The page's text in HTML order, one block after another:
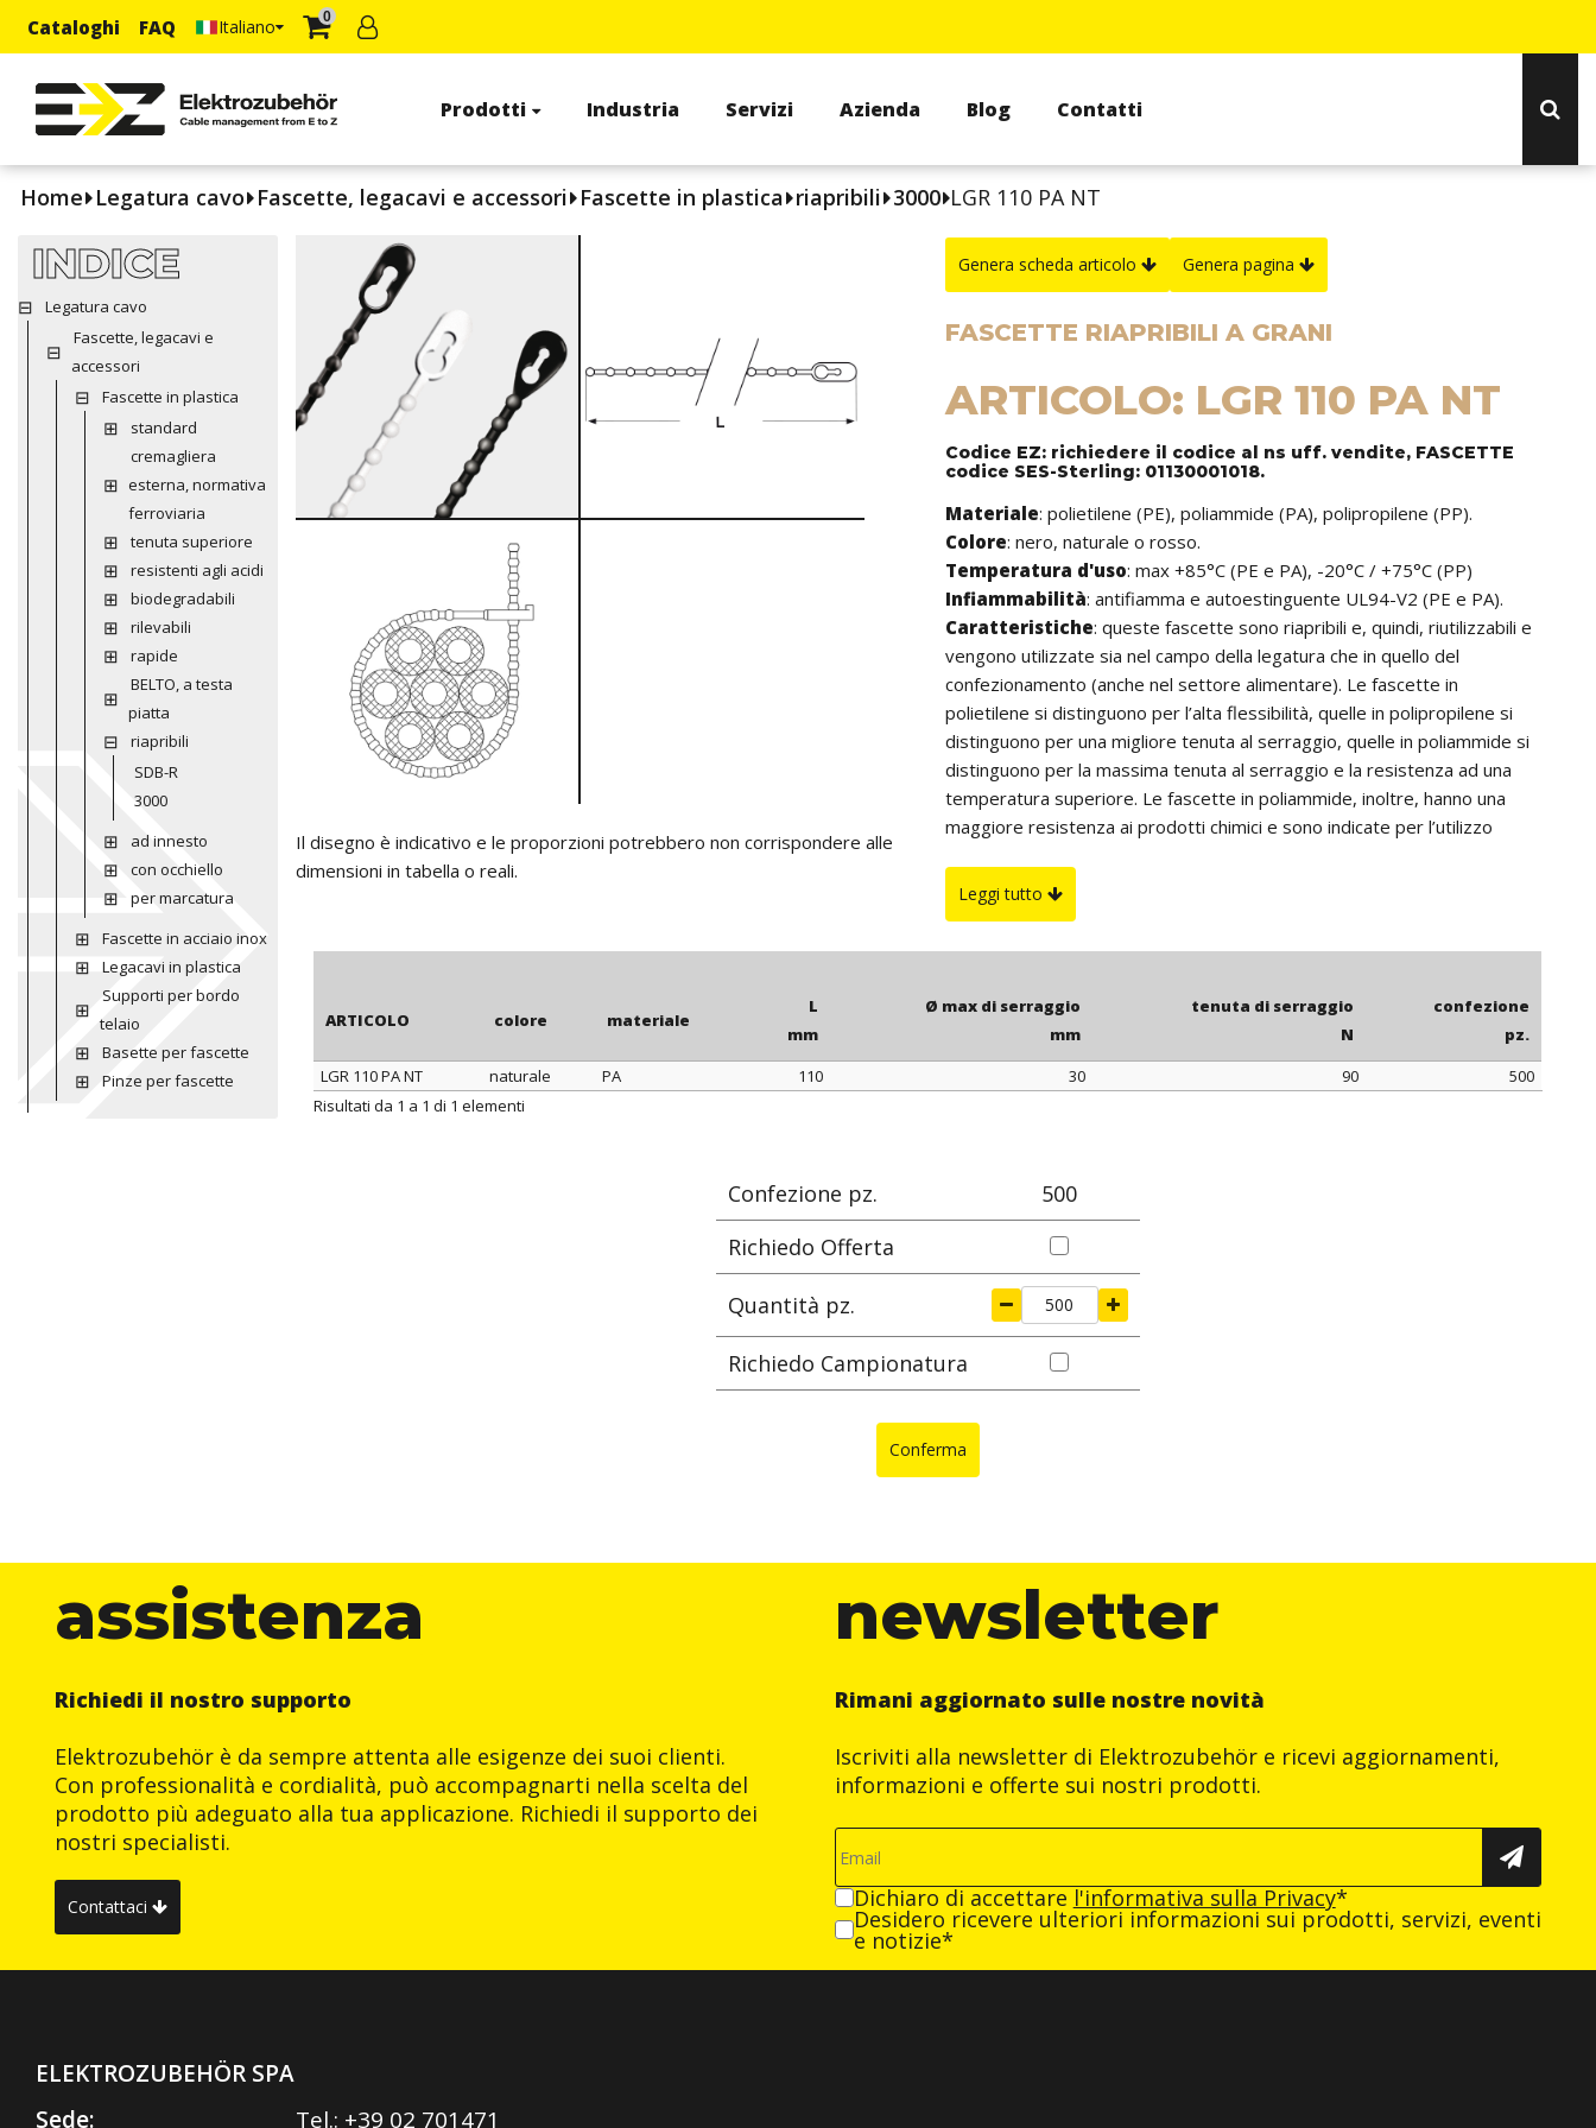
Cataloghi FAQ Italiano 0
Prodotti Industria Servizi Azienda Blog Contatti
Home Legatura cavo Fascette, legacavi e accessori Fascette in plastica riapribili 3000 LGR 110 PA NT
INDICE
Legatura cavo
Fascette, legacavi e
accessori
Fascette in plastica
standard
cremagliera
esterna, normativa
ferroviaria
tenuta superiore
resistenti agli acidi
biodegradabili
rilevabili
rapide
BELTO, a testa
piatta
riapribili
SDB-R
3000
ad innesto
con occhiello
per marcatura
Fascette in acciaio inox
Legacavi in plastica
Supporti per bordo
telaio
Basette per fascette
Pinze per fascette
Il disegno è indicativo e le proporzioni potrebbero non corrispondere alle
dimensioni in tabella o reali.
Genera scheda articolo Genera pagina
FASCETTE RIAPRIBILI A GRANI
ARTICOLO: LGR 110 PA NT
Codice EZ: richiedere il codice al ns uff. vendite, FASCETTE
codice SES-Sterling: 01130001018.
Materiale: polietilene (PE), poliammide (PA), polipropilene (PP).
Colore: nero, naturale o rosso.
Temperatura d'uso: max +85°C (PE e PA), -20°C / +75°C (PP)
Infiammabilità: antifiamma e autoestinguente UL94-V2 (PE e PA).
Caratteristiche: queste fascette sono riapribili e, quindi, riutilizzabili e
vengono utilizzate sia nel campo della legatura che in quello del
confezionamento (anche nel settore alimentare). Le fascette in
polietilene si distinguono per l’alta flessibilità, quelle in polipropilene si
distinguono per una migliore tenuta al serraggio, quelle in poliammide si
distinguono per la massima tenuta al serraggio e la resistenza ad una
temperatura superiore. Le fascette in poliammide, inoltre, hanno una
maggiore resistenza ai prodotti chimici e sono indicate per l’utilizzo
Su richiesta
fornite in colore blu o giallo.
Leggi tutto
ARTICOLO colore materiale
L
mm
Ø max di serraggio
mm
tenuta di serraggio
N
confezione
pz.
ARTICOLO colore
LGR 110 PA NT naturale PA 110 30 90
500
Risultati da 1 a 1 di 1 elementi
Confezione pz.
500
Richiedo Offerta
Quantità pz.
Richiedo Campionatura
Conferma
assistenza
Richiedi il nostro supporto
Elektrozubehör è da sempre attenta alle esigenze dei suoi clienti.
Con professionalità e cordialità, può accompagnarti nella scelta del
prodotto più adeguato alla tua applicazione. Richiedi il supporto dei
nostri specialisti.
Contattaci
newsletter
Rimani aggiornato sulle nostre novità
Iscriviti alla newsletter di Elektrozubehör e ricevi aggiornamenti,
informazioni e offerte sui nostri prodotti.
Dichiaro di accettare l'informativa sulla Privacy*
Desidero ricevere ulteriori informazioni sui prodotti, servizi, eventi
e notizie*
ELEKTROZUBEHÖR SPA
Sede:
Tel.: +39 02 701471